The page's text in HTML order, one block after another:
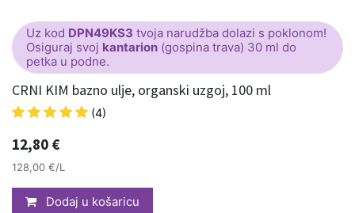
Uz kod DPN49KS3 tvoja narudžba dolazi s poklonom!
Osiguraj svoj kantarion (gospina trava) 30 ml do
petka u podne.
CRNI KIM bazno ulje, organski uzgoj, 100 ml
(4)
12,80 €
128,00 €/L
Dodaj u košaricu